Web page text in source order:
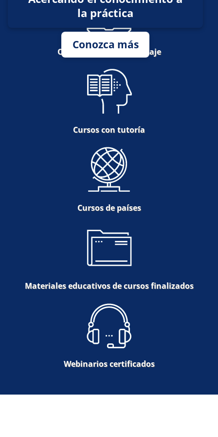
la práctica
Conozca más
Cursos de autoaprendizaje
Cursos con tutoría
Cursos de países
Materiales educativos de cursos finalizados
Webinarios certificados